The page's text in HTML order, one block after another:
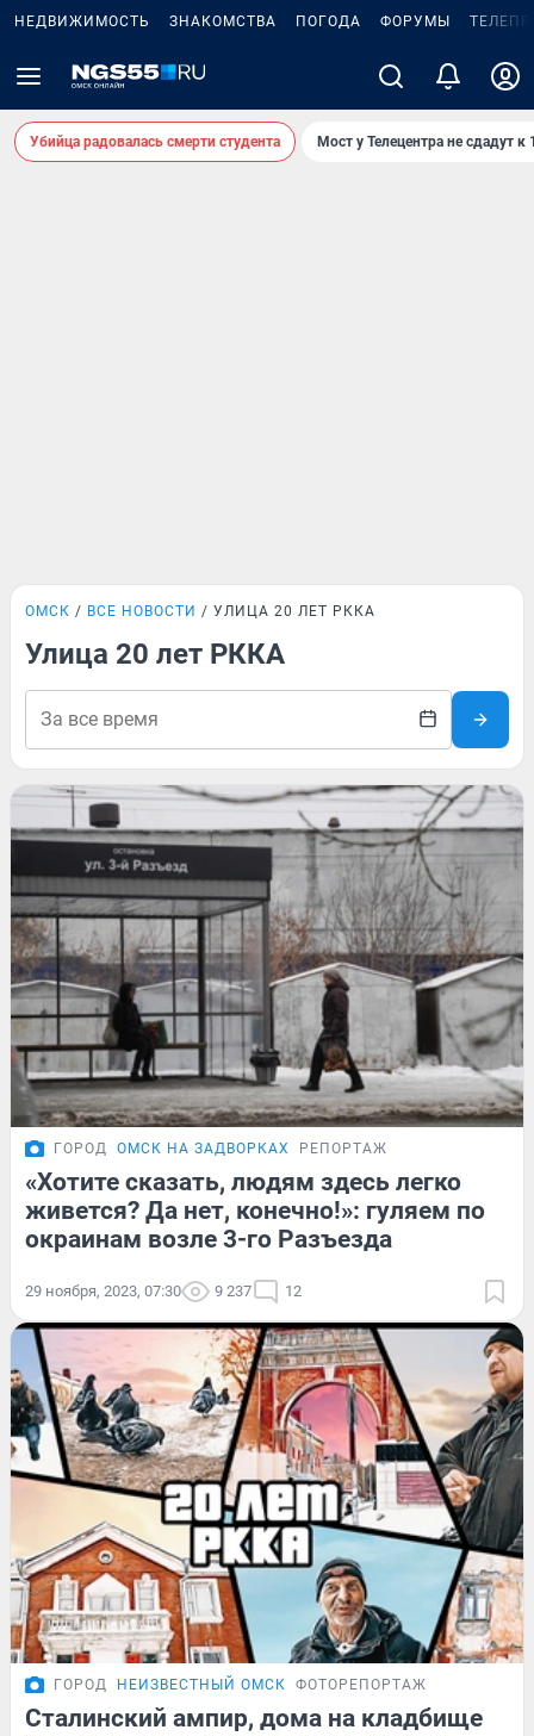
НЕДВИЖИМОСТЬ ЗНАКОМСТВА ПОГОДА ФОРУМЫ
Убийца радовалась смерти студента Мост у Телецентра не сдадут к
ОМСК ВСЕ НОВОСТИ УЛИЦА 20 ЛЕТ РККА
Улица 20 лет РККА
ГОРОД ОМСК НА ЗАДВОРКАХ РЕПОРТАЖ
«Хотите сказать, людям здесь легко
живется? Да нет, конечно!»: гуляем по
окраинам возле 3-го Разъезда
29 ноября, 2023, 07:30 9 237 12
ГОРОД НЕИЗВЕСТНЫЙ ОМСК ФОТОРЕПОРТАЖ
Сталинский ампир, дома на кладбище